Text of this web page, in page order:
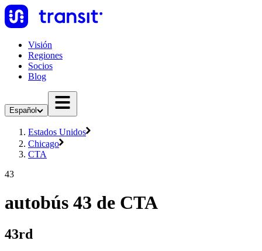
Visión
Regiones
Socios
Blog
Español
Estados Unidos
Chicago
CTA
43
autobús 43 de CTA
43rd